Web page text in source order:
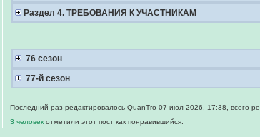
Раздел 4. ТРЕБОВАНИЯ К УЧАСТНИКАМ
76 сезон
77-й сезон
Последний раз редактировалось QuanTro 07 июл 2026, 17:38, всего
3 человекотметили этот пост как понравившийся.